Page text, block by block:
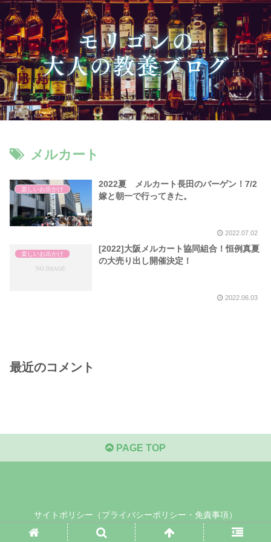
メルカート
楽しいお出かけ
2022夏 メルカート長田のバーゲン！7/2
嫁と朝一で行ってきた。
2022.07.02
楽しいお出かけ
[2022]大阪メルカート協同組合！恒例真夏
の大売り出し開催決定！
2022.06.03
最近のコメント
PAGE TOP
サイトポリシー（プライバシーポリシー・免責事項）
© 2021 .